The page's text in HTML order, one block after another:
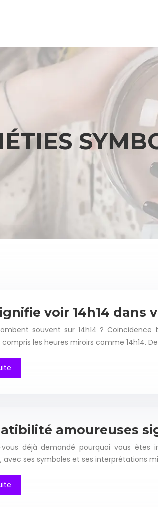
voir 14h14 dans
souvent sur 14h14 ?
compris les heures miroirs comme 14h14.
amoureuses
déjà demandé pourquoi vous êtes
avec ses symboles et ses interprétations